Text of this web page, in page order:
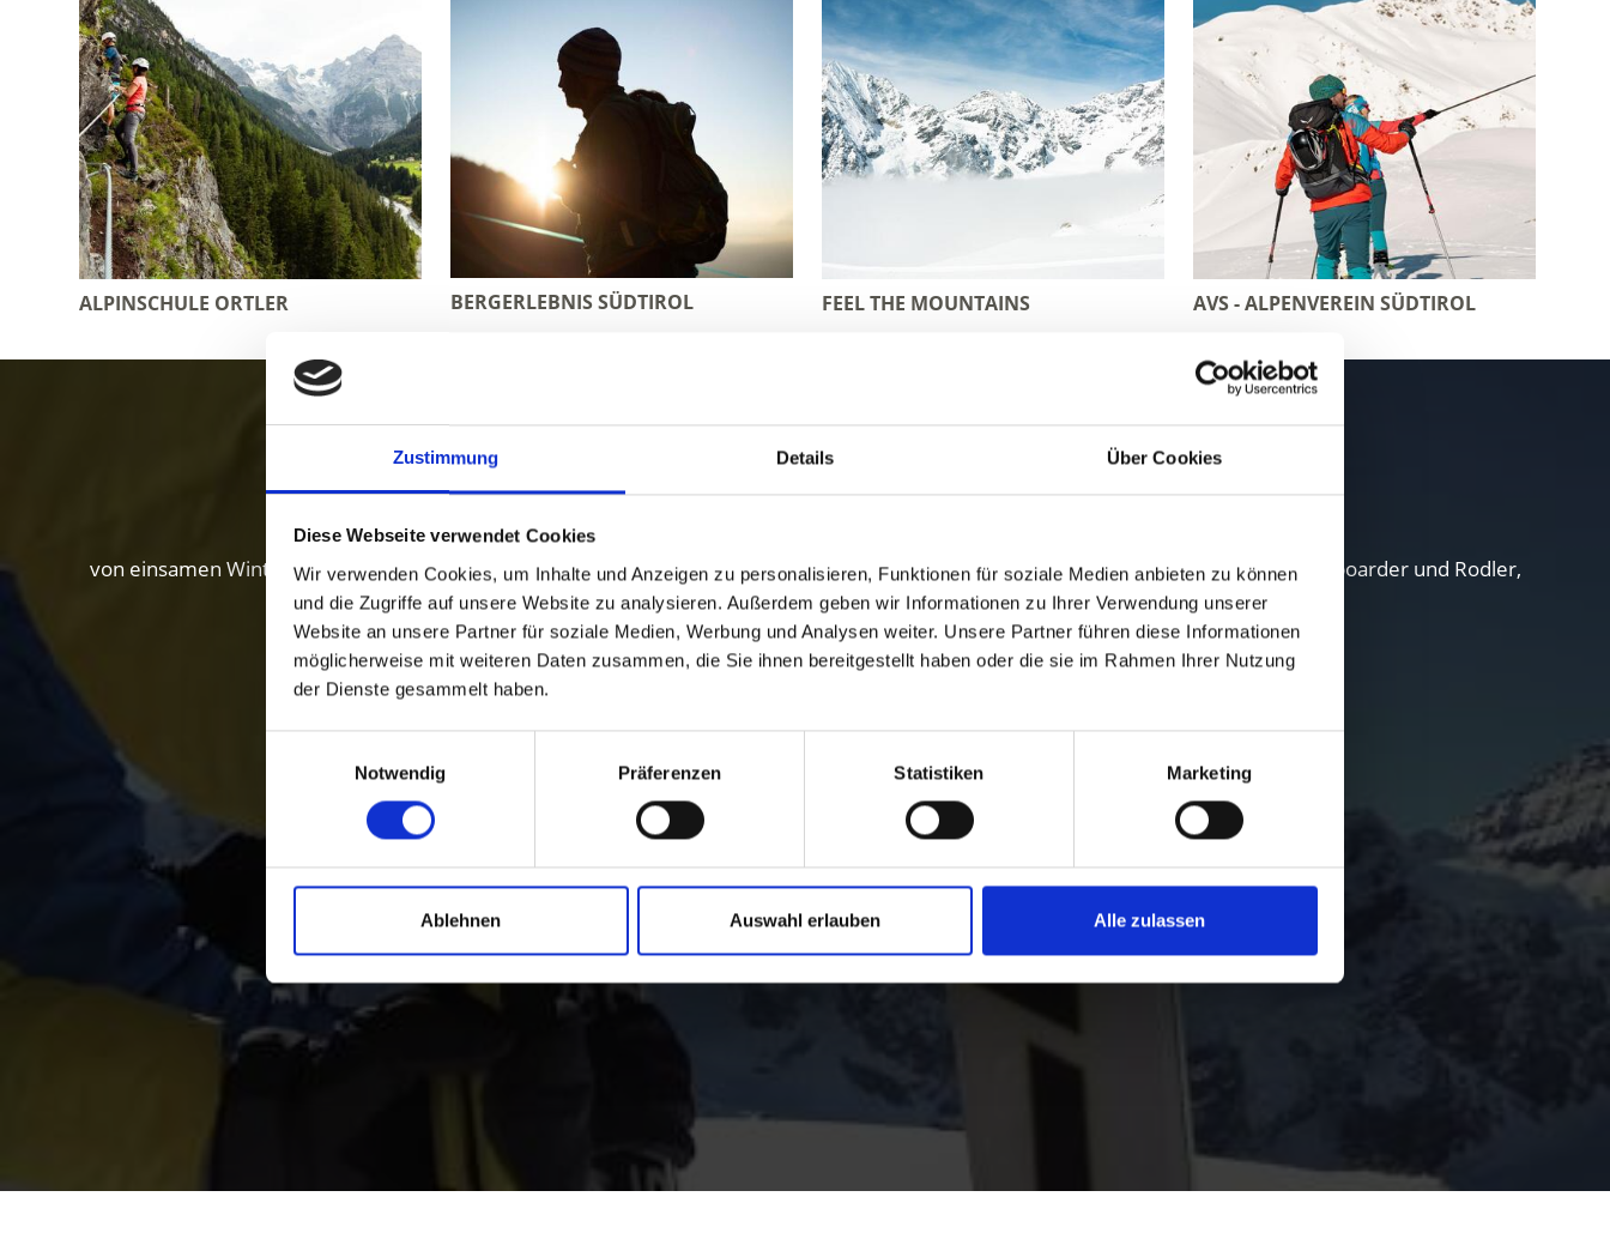
Zustimmung Details Über Cookies
Diese Webseite verwendet Cookies
Wir verwenden Cookies, um Inhalte und Anzeigen zu personalisieren, Funktionen für soziale Medien anbieten zu können
und die Zugriffe auf unsere Website zu analysieren. Außerdem geben wir Informationen zu Ihrer Verwendung unserer
Website an unsere Partner für soziale Medien, Werbung und Analysen weiter. Unsere Partner führen diese Informationen
möglicherweise mit weiteren Daten zusammen, die Sie ihnen bereitgestellt haben oder die sie im Rahmen Ihrer Nutzung
der Dienste gesammelt haben.
Notwendig
Präferenzen Statistiken Marketing
Ablehnen Auswahl erlauben Alle zulassen
ALPINSCHULE ORTLER BERGERLEBNIS SÜDTIROL FEEL THE MOUNTAINS AVS - ALPENVEREIN SÜDTIROL
Winter im Vinschgau in Südtirol erleben
Pures Wintervergnügen erwartet Urlauber im Vinschgau:
von einsamen Winterwanderungen und Skitouren bis zu fünf abwechslungsreichen und topmodernen Skigebieten für Skifahrer, Snowboarder und Rodler,
Langläufer und Biathleten.